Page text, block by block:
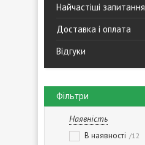
Найчастіші запитання
Доставка і оплата
Відгуки
Фільтри
Наявність
В наявності 12